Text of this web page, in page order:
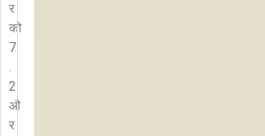
र
को
7
.
2
औ
र